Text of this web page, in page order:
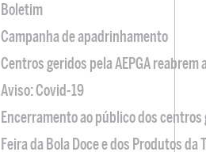
Boletim
Campanha de apadrinhamento
Centros geridos pela AEPGA
Aviso: Covid-19
Encerramento ao público dos centros
Feira da Bola Doce e dos Produtos